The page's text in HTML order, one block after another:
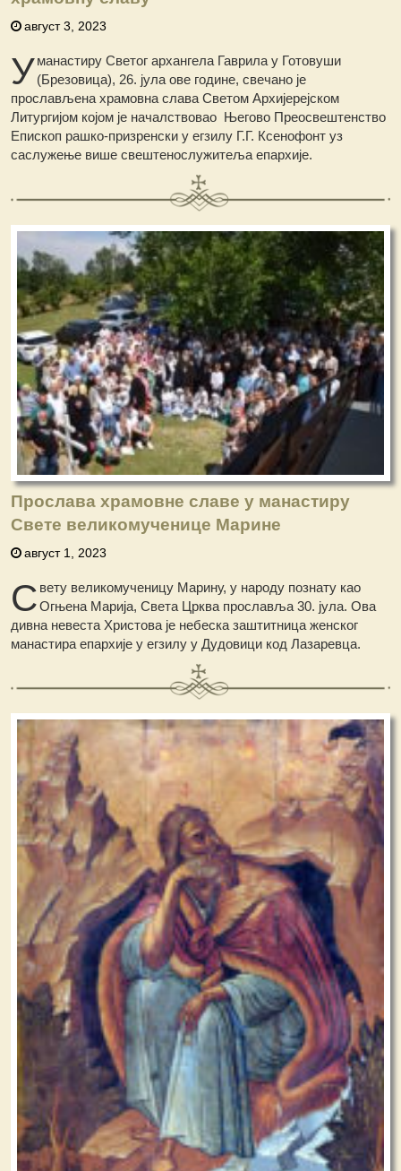
август 3, 2023
Уманастиру Светог архангела Гаврила у Готовуши
(Брезовица), 26. јула ове године, свечано је
прослављена храмовна слава Светом Архијерејском
Литургијом којом је началствовао Његово Преосвештенство
Епископ рашко-призренски у егзилу Г.Г. Ксенофонт уз
саслужење више свештенослужитеља епархије.
Прослава храмовне славе у манастиру
Свете великомученице Марине
август 1, 2023
С вету великомученицу Марину, у народу познату као
Огњена Марија, Света Црква прославља 30. јула. Ова
дивна невеста Христова је небеска заштитница женског
манастира епархије у егзилу у Дудовици код Лазаревца.